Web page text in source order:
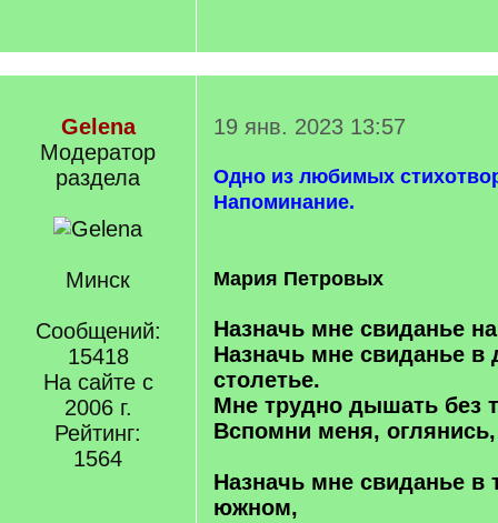
Gelena
Модератор
раздела
Минск
Сообщений:
15418
На сайте с
2006 г.
Рейтинг:
1564
19 янв. 2023 13:57
Одно из любимых
Напоминание.
Мария Петровых
Назначь мне свиданье
Назначь мне свиданье в
столетье.
Мне трудно дышать без
Вспомни меня,
Назначь мне свиданье в
южном,